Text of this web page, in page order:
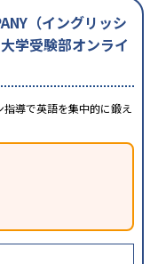
（イングリッシ
学受験部オンライ
導で英語を集中的に鍛え